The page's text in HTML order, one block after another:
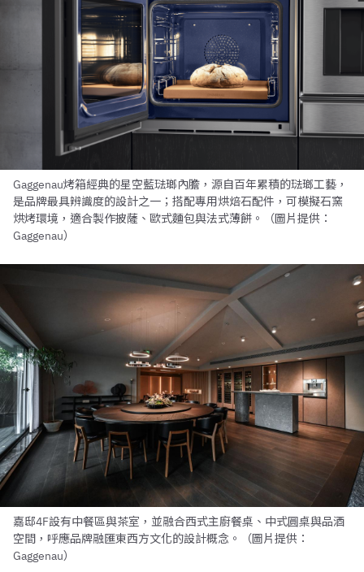
Gaggenau烤箱經典的星空藍琺瑯內膽，源自百年累積的琺瑯工藝，
是品牌最具辨識度的設計之一；搭配專用烘焙石配件，可模擬石窯
烘烤環境，適合製作披薩、歐式麵包與法式薄餅。（圖片提供：
Gaggenau）
嘉邸4F設有中餐區與茶室，並融合西式主廚餐桌、中式圓桌與品酒
空間，呼應品牌融匯東西方文化的設計概念。（圖片提供：
Gaggenau）